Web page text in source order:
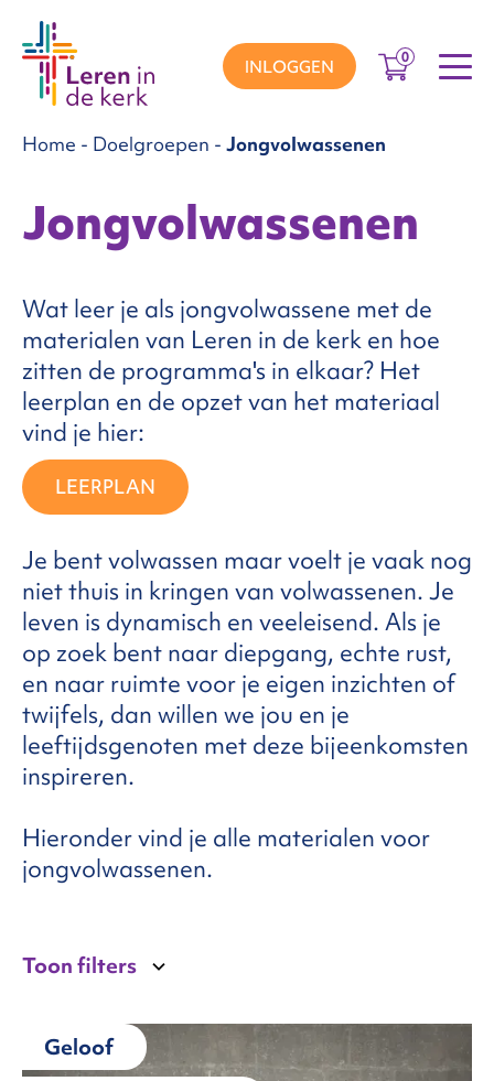
INLOGGEN 0
Home - Doelgroepen - Jongvolwassenen
Jongvolwassenen
Wat leer je als jongvolwassene met de
materialen van Leren in de kerk en hoe
zitten de programma's in elkaar? Het
leerplan en de opzet van het materiaal
vind je hier:
LEERPLAN
Je bent volwassen maar voelt je vaak nog
niet thuis in kringen van volwassenen. Je
leven is dynamisch en veeleisend. Als je
op zoek bent naar diepgang, echte rust,
en naar ruimte voor je eigen inzichten of
twijfels, dan willen we jou en je
leeftijdsgenoten met deze bijeenkomsten
inspireren.
Hieronder vind je alle materialen voor
jongvolwassenen.
Toon filters
Geloof